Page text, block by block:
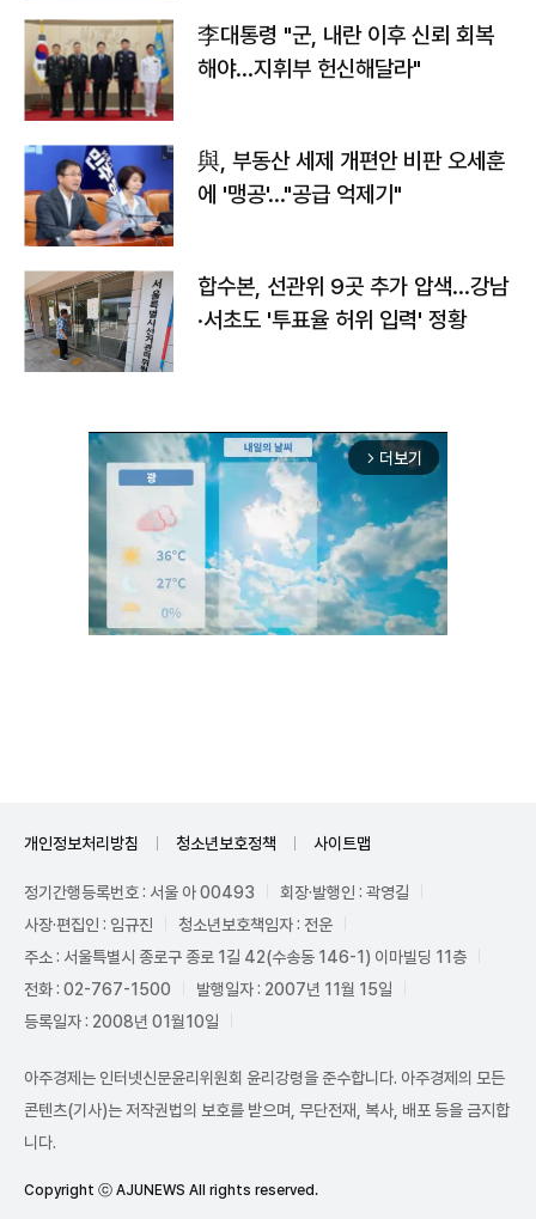
李대통령 "군, 내란 이후 신뢰 회복
해야…지휘부 헌신해달라"
與, 부동산 세제 개편안 비판 오세훈
에 '맹공'…"공급 억제기"
합수본, 선관위 9곳 추가 압색…강남
·서초도 '투표율 허위 입력' 정황
arrow_forward_ios 더보기
개인정보처리방침 청소년보호정책 사이트맵
정기간행등록번호 : 서울 아 00493
회장·발행인 : 곽영길
사장·편집인 : 임규진
청소년보호책임자 : 전운
주소 : 서울특별시 종로구 종로 1길 42(수송동 146-1) 이마빌딩 11층
전화 : 02-767-1500
발행일자 : 2007년 11월 15일
등록일자 : 2008년 01월10일
아주경제는 인터넷신문윤리위원회 윤리강령을 준수합니다. 아주경제의 모든
콘텐츠(기사)는 저작권법의 보호를 받으며, 무단전재, 복사, 배포 등을 금지합
니다.
Copyright ⓒ AJUNEWS All rights reserved.